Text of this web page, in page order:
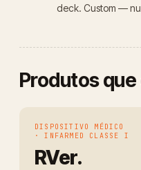
deck. Custom —
Produtos
DISPOSITIVO MÉDICO
· INFARMED CLASSE I
RVer.